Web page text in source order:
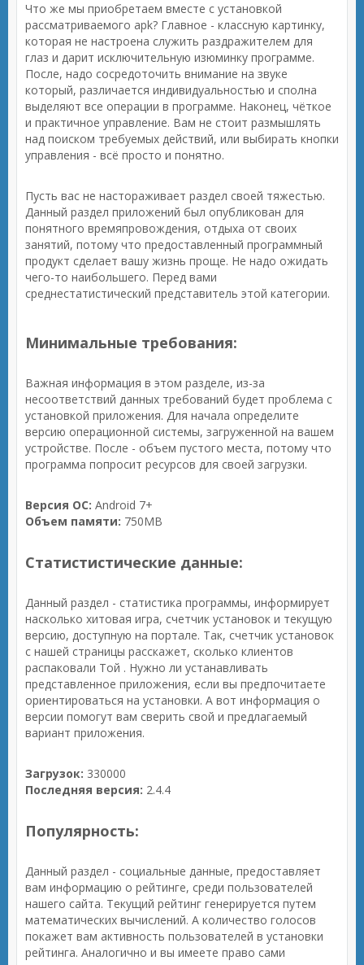
Что же мы приобретаем вместе с установкой
рассматриваемого apk? Главное - классную картинку,
которая не настроена служить раздражителем для
глаз и дарит исключительную изюминку программе.
После, надо сосредоточить внимание на звуке
который, различается индивидуальностью и сполна
выделяют все операции в программе. Наконец, чёткое
и практичное управление. Вам не стоит размышлять
над поиском требуемых действий, или выбирать кнопки
управления - всё просто и понятно.
Пусть вас не настораживает раздел своей тяжестью.
Данный раздел приложений был опубликован для
понятного времяпровождения, отдыха от своих
занятий, потому что предоставленный программный
продукт сделает вашу жизнь проще. Не надо ожидать
чего-то наибольшего. Перед вами
среднестатистический представитель этой категории.
Минимальные требования:
Важная информация в этом разделе, из-за
несоответствий данных требований будет проблема с
установкой приложения. Для начала определите
версию операционной системы, загруженной на вашем
устройстве. После - объем пустого места, потому что
программа попросит ресурсов для своей загрузки.
Версия ОС: Android 7+
Объем памяти: 750MB
Статистистические данные:
Данный раздел - статистика программы, информирует
насколько хитовая игра, счетчик установок и текущую
версию, доступную на портале. Так, счетчик установок
с нашей страницы расскажет, сколько клиентов
распаковали Той . Нужно ли устанавливать
представленное приложения, если вы предпочитаете
ориентироваться на установки. А вот информация о
версии помогут вам сверить свой и предлагаемый
вариант приложения.
Загрузок: 330000
Последняя версия: 2.4.4
Популярность:
Данный раздел - социальные данные, предоставляет
вам информацию о рейтинге, среди пользователей
нашего сайта. Текущий рейтинг генерируется путем
математических вычислений. А количество голосов
покажет вам активность пользователей в установки
рейтинга. Аналогично и вы имеете право сами